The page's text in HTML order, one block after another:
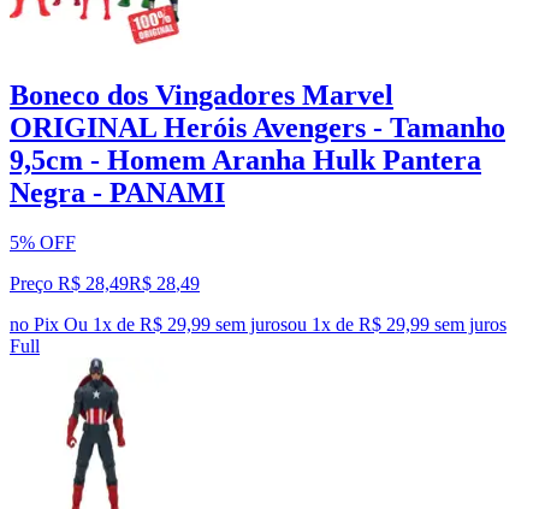
Boneco dos Vingadores Marvel
ORIGINAL Heróis Avengers - Tamanho
9,5cm - Homem Aranha Hulk Pantera
Negra - PANAMI
5% OFF
Preço R$ 28,49R$ 28,49
no Pix Ou 1x de R$ 29,99 sem jurosou 1x de R$ 29,99 sem juros
Full